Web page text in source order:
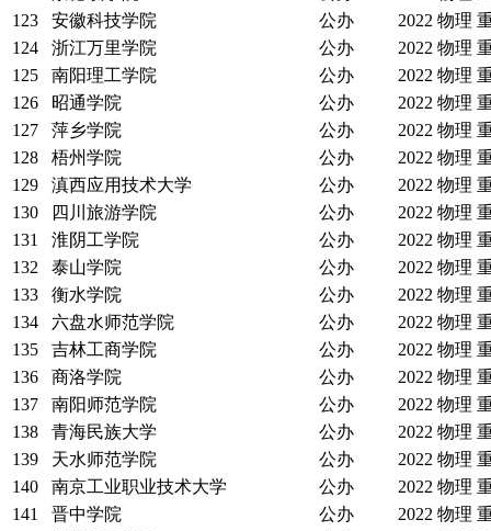
123
安徽科技学院 公办 2022 物理
124
浙江万里学院 公办 2022 物理
125
南阳理工学院 公办 2022 物理
126
昭通学院 公办 2022 物理
127
萍乡学院 公办 2022 物理
128
梧州学院 公办 2022 物理
129
滇西应用技术大学 公办 2022 物理
130
四川旅游学院 公办 2022 物理
131
淮阴工学院 公办 2022 物理
132
泰山学院 公办 2022 物理
133
衡水学院 公办 2022 物理
134
六盘水师范学院 公办 2022 物理
135
吉林工商学院 公办 2022 物理
136
商洛学院 公办 2022 物理
137
南阳师范学院 公办 2022 物理
138
青海民族大学 公办 2022 物理
139
天水师范学院 公办 2022 物理
140
南京工业职业技术大学 公办 2022 物理
141
晋中学院 公办 2022 物理